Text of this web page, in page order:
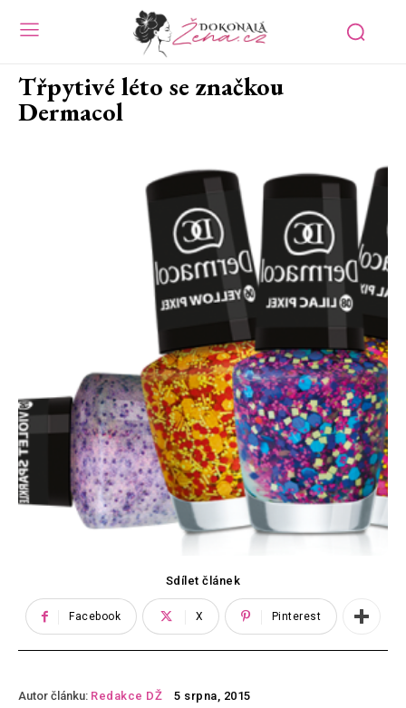
Třpytivé léto se značkou
Dermacol
Sdílet článek
Facebook X Pinterest
Autor článku: Redakce DŽ 5 srpna, 2015